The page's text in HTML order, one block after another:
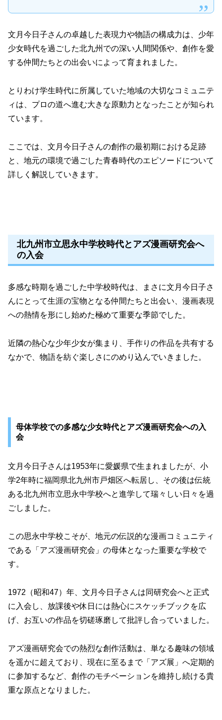
文月今日子さんの卓越した表現力や物語の構成力は、少年
少女時代を過ごした北九州での深い人間関係や、創作を愛
する仲間たちとの出会いによって育まれました。
とりわけ学生時代に所属していた地域の大切なコミュニテ
ィは、プロの道へ進む大きな原動力となったことが知られ
ています。
ここでは、文月今日子さんの創作の最初期における足跡
と、地元の環境で過ごした青春時代のエピソードについて
詳しく解説していきます。
北九州市立思永中学校時代とアズ漫画研究会へ
の入会
多感な時期を過ごした中学校時代は、まさに文月今日子さ
んにとって生涯の宝物となる仲間たちと出会い、漫画表現
への熱情を形にし始めた極めて重要な季節でした。
近隣の熱心な少年少女が集まり、手作りの作品を共有する
なかで、物語を紡ぐ楽しさにのめり込んでいきました。
母体学校での多感な少女時代とアズ漫画研究会への入
会
文月今日子さんは1953年に愛媛県で生まれましたが、小
学2年時に福岡県北九州市戸畑区へ転居し、その後は伝統
ある北九州市立思永中学校へと進学して瑞々しい日々を過
ごしました。
この思永中学校こそが、地元の伝説的な漫画コミュニティ
である「アズ漫画研究会」の母体となった重要な学校で
す。
1972（昭和47）年、文月今日子さんは同研究会へと正式
に入会し、放課後や休日には熱心にスケッチブックを広
げ、お互いの作品を切磋琢磨して批評し合っていました。
アズ漫画研究会での熱烈な創作活動は、単なる趣味の領域
を遥かに超えており、現在に至るまで「アズ展」へ定期的
に参加するなど、創作のモチベーションを維持し続ける貴
重な原点となりました。